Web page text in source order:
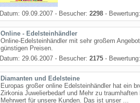
Datum: 09.09.2007 - Besucher: 2298 - Bewertung:
Online - Edelsteinhändler
Online-Edelsteinhändler mit sehr großem
günstigen Preisen.
Datum: 29.06.2007 - Besucher: 2175 - Bewertung:
Diamanten und Edelsteine
Europas großer online Edelsteinhändler hat ein
Zirkonia Juwelierbedarf und Mehr zu
Mehrwert für unsere Kunden. Das ist unser ...